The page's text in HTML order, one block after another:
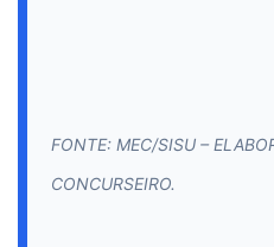
FONTE: MEC/SISU –
CONCURSEIRO.